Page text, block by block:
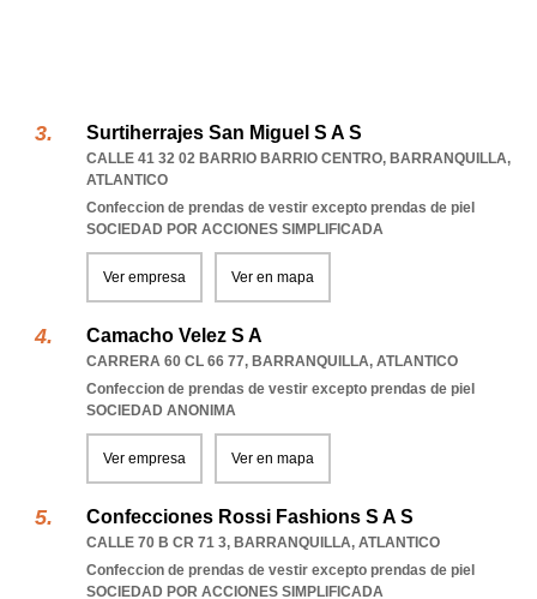
Surtiherrajes San Miguel S A S
CALLE 41 32 02 BARRIO BARRIO CENTRO, BARRANQUILLA,
ATLANTICO
Confeccion de prendas de vestir excepto prendas de piel
SOCIEDAD POR ACCIONES SIMPLIFICADA
Ver empresa Ver en mapa
Camacho Velez S A
CARRERA 60 CL 66 77, BARRANQUILLA, ATLANTICO
Confeccion de prendas de vestir excepto prendas de piel
SOCIEDAD ANONIMA
Ver empresa Ver en mapa
Confecciones Rossi Fashions S A S
CALLE 70 B CR 71 3, BARRANQUILLA, ATLANTICO
Confeccion de prendas de vestir excepto prendas de piel
SOCIEDAD POR ACCIONES SIMPLIFICADA